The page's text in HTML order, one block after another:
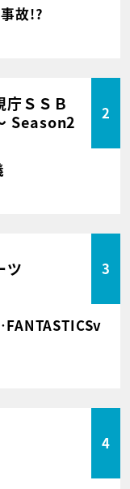
故!?
庁ＳＳＢ
Season2
2
ツ 3
4